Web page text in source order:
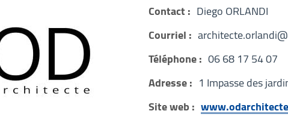
Contact : Diego ORLANDI
Courriel :
Téléphone : 06 68 17 54 07
Adresse : 1 Impasse des
Site web :